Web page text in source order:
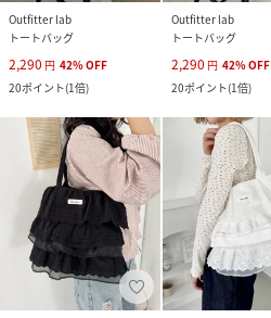
Outfitter lab
トートバッグ
2,290 円 42%OFF
20ポイント(1倍)
Outfitter lab
トートバッグ
2,290 円 42%OFF
20ポイント(1倍)